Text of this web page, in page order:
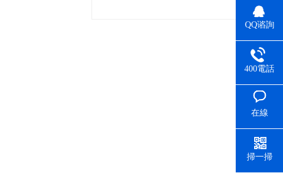
QQ谘詢
400電話
在線
言
掃一掃